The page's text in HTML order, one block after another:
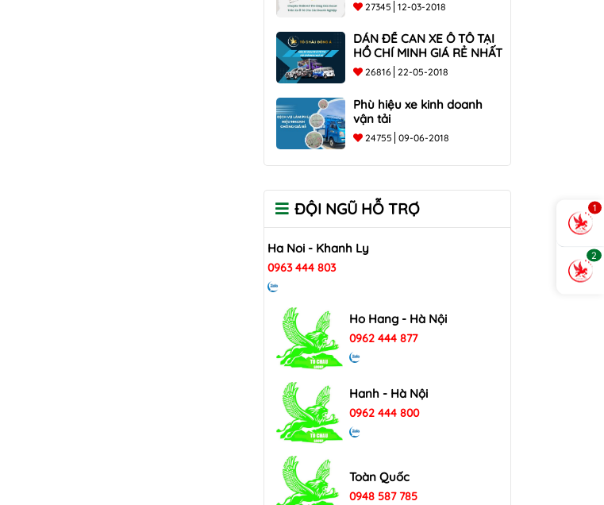
27345 12-03-2018
DÁN ĐỀ CAN XE Ô TÔ TẠI
HỒ CHÍ MINH GIÁ RẺ NHẤT
26816 22-05-2018
Phù hiệu xe kinh doanh
vận tải
24755 09-06-2018
ĐỘI NGŨ HỖ TRỢ
Ha Noi - Khanh Ly
0963 444 803
Ho Hang - Hà Nội
0962 444 877
Hanh - Hà Nội
0962 444 800
Toàn Quốc
0948 587 785
1
2